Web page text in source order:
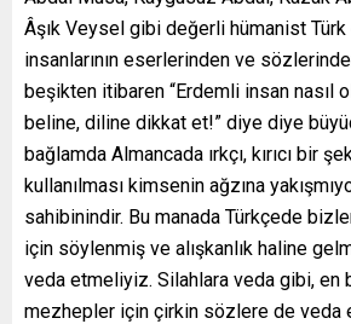
Âşık Veysel gibi değerli hümanist
insanlarının eserlerinden ve
beşikten itibaren “Erdemli insan nasıl
beline, diline dikkat et!” diye diye
bağlamda Almancada ırkçı, kırıcı bir
kullanılması kimsenin ağzına
sahibinindir. Bu manada Türkçede
için söylenmiş ve alışkanlık haline
veda etmeliyiz. Silahlara veda gibi, en
mezhepler için çirkin sözlere de veda